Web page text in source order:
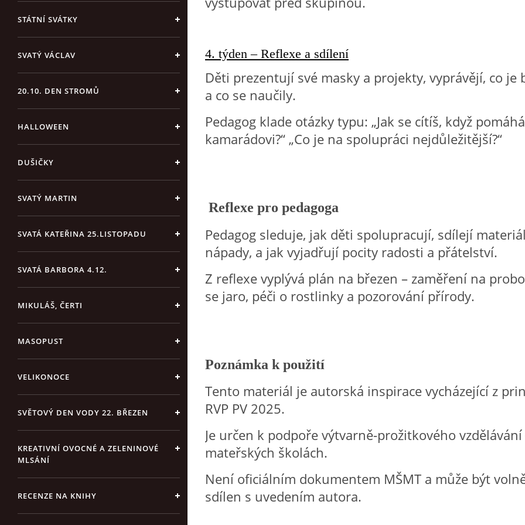
STÁTNÍ SVÁTKY
SVATÝ VÁCLAV
20.10. DEN STROMŮ
HALLOWEEN
DUŠIČKY
SVATÝ MARTIN
SVATÁ KATEŘINA 25.LISTOPADU
SVATÁ BARBORA 4.12.
MIKULÁŠ, ČERTI
MASOPUST
VELIKONOCE
SVĚTOVÝ DEN VODY 22. BŘEZEN
KREATIVNÍ OVOCNÉ A ZELENINOVÉ
MLSÁNÍ
RECENZE NA KNIHY
4. týden – Reflexe a sdílení
Děti prezentují své masky a projekty, vyprávějí, co je
a co se naučily.
Pedagog klade otázky typu: „Jak se cítíš, když
kamarádovi?“ „Co je na spolupráci nejdůležitější?“
Reflexe pro pedagoga
Pedagog sleduje, jak děti spolupracují, sdílejí
nápady, a jak vyjadřují pocity radosti a přátelství.
Z reflexe vyplývá plán na březen – zaměření na
se jaro, péči o rostlinky a pozorování přírody.
Poznámka k použití
Tento materiál je autorská inspirace vycházející z
RVP PV 2025.
Je určen k podpoře výtvarně-prožitkového vzdělávání
mateřských školách.
Není oficiálním dokumentem MŠMT a může být
sdílen s uvedením autora.